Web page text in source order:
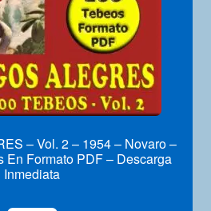
– Vol. 2 – 1954 – Novaro –
En Formato PDF – Descarga
Inmediata